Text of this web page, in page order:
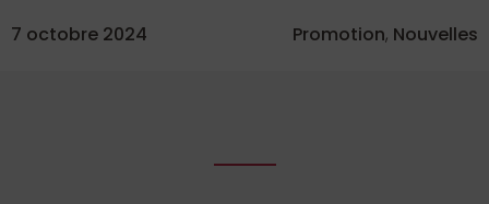
7 octobre 2024 Promotion, Nouvelles